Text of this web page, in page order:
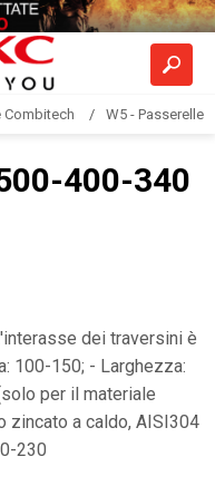
Combitech W5 - Passerelle
400-340
dei traversini è
100-150; - Larghezza:
per il materiale
zincato a caldo, AISI304
230